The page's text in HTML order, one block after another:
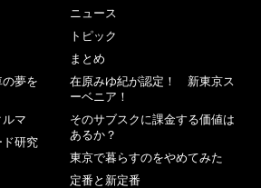
夢を
マ
ド研究
ニュース
トピック
まとめ
在原みゆ紀が認定！ 新東京ス
ーベニア！
そのサブスクに課金する価値は
あるか？
東京で暮らすのをやめてみた
定番と新定番